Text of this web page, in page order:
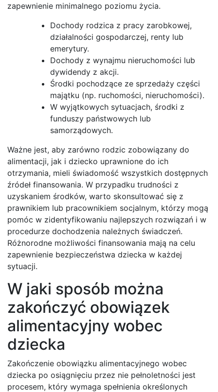
zapewnienie minimalnego poziomu życia.
Dochody rodzica z pracy zarobkowej,
działalności gospodarczej, renty lub
emerytury.
Dochody z wynajmu nieruchomości lub
dywidendy z akcji.
Środki pochodzące ze sprzedaży części
majątku (np. ruchomości, nieruchomości).
W wyjątkowych sytuacjach, środki z
funduszy państwowych lub
samorządowych.
Ważne jest, aby zarówno rodzic zobowiązany do
alimentacji, jak i dziecko uprawnione do ich
otrzymania, mieli świadomość wszystkich dostępnych
źródeł finansowania. W przypadku trudności z
uzyskaniem środków, warto skonsultować się z
prawnikiem lub pracownikiem socjalnym, którzy mogą
pomóc w zidentyfikowaniu najlepszych rozwiązań i w
procedurze dochodzenia należnych świadczeń.
Różnorodne możliwości finansowania mają na celu
zapewnienie bezpieczeństwa dziecka w każdej
sytuacji.
W jaki sposób można
zakończyć obowiązek
alimentacyjny wobec
dziecka
Zakończenie obowiązku alimentacyjnego wobec
dziecka po osiągnięciu przez nie pełnoletności jest
procesem, który wymaga spełnienia określonych